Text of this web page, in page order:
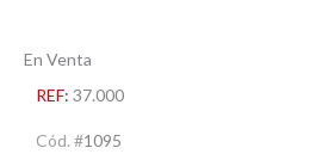
En Venta
REF: 37.000
Cód. #1095